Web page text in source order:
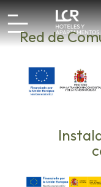
Red de